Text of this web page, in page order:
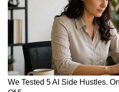
ಒಟ್ಟಿನಲ್ಲಿ, ಸದ್ಯಕ್ಕೆ ಸ್ವತಃ ನಟಿ